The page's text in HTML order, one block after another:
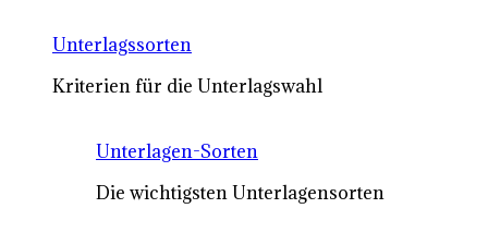
Unterlagssorten
Kriterien für die Unterlagswahl
Unterlagen-Sorten
Die wichtigsten Unterlagensorten